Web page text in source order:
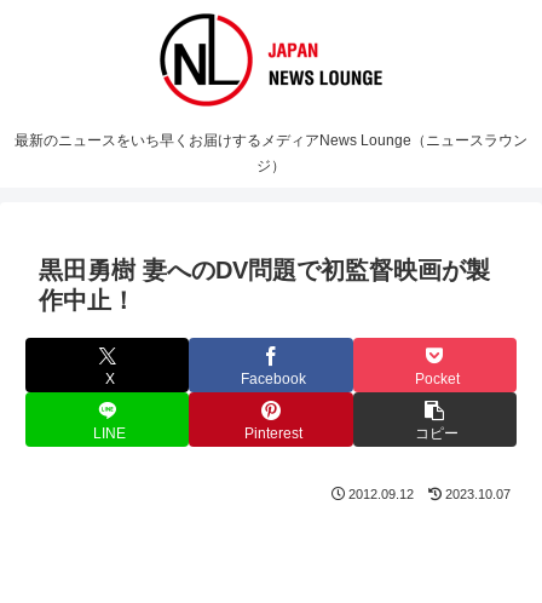
最新のニュースをいち早くお届けするメディアNews Lounge（ニュースラウン
ジ）
黒田勇樹 妻へのDV問題で初監督映画が製
作中止！
X Facebook Pocket
LINE Pinterest コピー
2012.09.12 2023.10.07